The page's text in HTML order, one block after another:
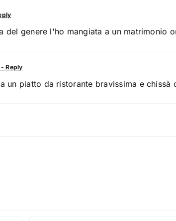
del genere l'ho mangiata a un matrimonio
- Reply
piatto da ristorante bravissima e chissà